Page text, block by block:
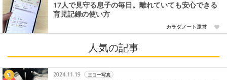
17人で見守る息子の毎日。離れていても安心できる
育児記録の使い方
カラダノート運営
人気の記事
2024.11.19 エコー写真